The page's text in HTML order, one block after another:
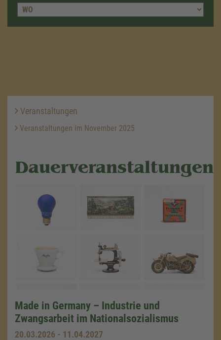
Veranstaltungen
Veranstaltungen im November 2025
Dauerveranstaltungen
Made in Germany – Industrie und
Zwangsarbeit im Nationalsozialismus
20.03.2026 - 11.04.2027